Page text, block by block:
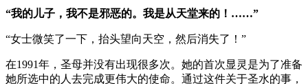
“我的儿子，我不是邪恶的。我是从天堂来的！……”
“女士微笑了一下，抬头望向天空，然后消失了！”
在1991年，圣母并没有出现很多次。她的首次显灵是为了准备
她所选中的人去完成更伟大的使命。通过这件关于圣水的事，